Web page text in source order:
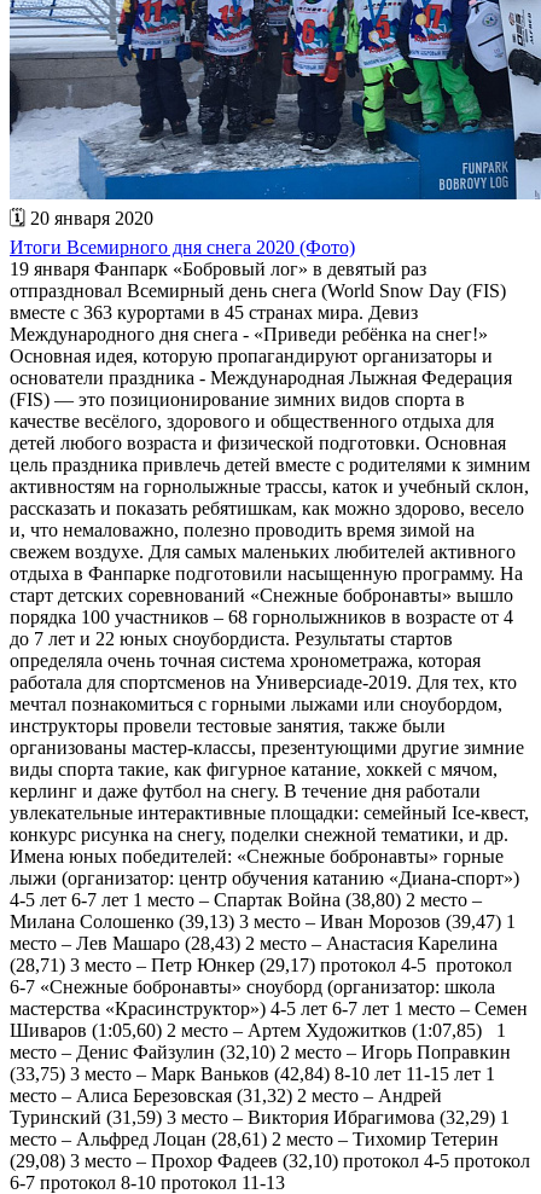
🗓 20 января 2020
Итоги Всемирного дня снега 2020 (Фото)
19 января Фанпарк «Бобровый лог» в девятый раз
отпраздновал Всемирный день снега (World Snow Day (FIS)
вместе с 363 курортами в 45 странах мира. Девиз
Международного дня снега - «Приведи ребёнка на снег!»
Основная идея, которую пропагандируют организаторы и
основатели праздника - Международная Лыжная Федерация
(FIS) — это позиционирование зимних видов спорта в
качестве весёлого, здорового и общественного отдыха для
детей любого возраста и физической подготовки. Основная
цель праздника привлечь детей вместе с родителями к зимним
активностям на горнолыжные трассы, каток и учебный склон,
рассказать и показать ребятишкам, как можно здорово, весело
и, что немаловажно, полезно проводить время зимой на
свежем воздухе. Для самых маленьких любителей активного
отдыха в Фанпарке подготовили насыщенную программу. На
старт детских соревнований «Снежные бобронавты» вышло
порядка 100 участников – 68 горнолыжников в возрасте от 4
до 7 лет и 22 юных сноубордиста. Результаты стартов
определяла очень точная система хронометража, которая
работала для спортсменов на Универсиаде-2019. Для тех, кто
мечтал познакомиться с горными лыжами или сноубордом,
инструкторы провели тестовые занятия, также были
организованы мастер-классы, презентующими другие зимние
виды спорта такие, как фигурное катание, хоккей с мячом,
керлинг и даже футбол на снегу. В течение дня работали
увлекательные интерактивные площадки: семейный Ice-квест,
конкурс рисунка на снегу, поделки снежной тематики, и др.
Имена юных победителей: «Снежные бобронавты» горные
лыжи (организатор: центр обучения катанию «Диана-спорт»)
4-5 лет 6-7 лет 1 место – Спартак Война (38,80) 2 место –
Милана Солошенко (39,13) 3 место – Иван Морозов (39,47) 1
место – Лев Машаро (28,43) 2 место – Анастасия Карелина
(28,71) 3 место – Петр Юнкер (29,17) протокол 4-5 протокол
6-7 «Снежные бобронавты» сноуборд (организатор: школа
мастерства «Красинструктор») 4-5 лет 6-7 лет 1 место – Семен
Шиваров (1:05,60) 2 место – Артем Художитков (1:07,85) 1
место – Денис Файзулин (32,10) 2 место – Игорь Поправкин
(33,75) 3 место – Марк Ваньков (42,84) 8-10 лет 11-15 лет 1
место – Алиса Березовская (31,32) 2 место – Андрей
Туринский (31,59) 3 место – Виктория Ибрагимова (32,29) 1
место – Альфред Лоцан (28,61) 2 место – Тихомир Тетерин
(29,08) 3 место – Прохор Фадеев (32,10) протокол 4-5 протокол
6-7 протокол 8-10 протокол 11-13